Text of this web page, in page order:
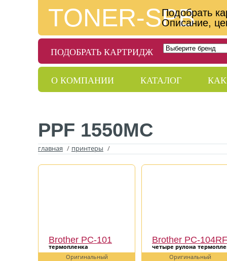
TONER-SPB
Подобрать
Описание,
ПОДОБРАТЬ КАРТРИДЖ
О КОМПАНИИ КАТАЛОГ КАК
PPF 1550MC
главная / принтеры /
Brother PC-101
термопленка
Оригинальный
Brother PC-104RF
четыре рулона
Оригинальный